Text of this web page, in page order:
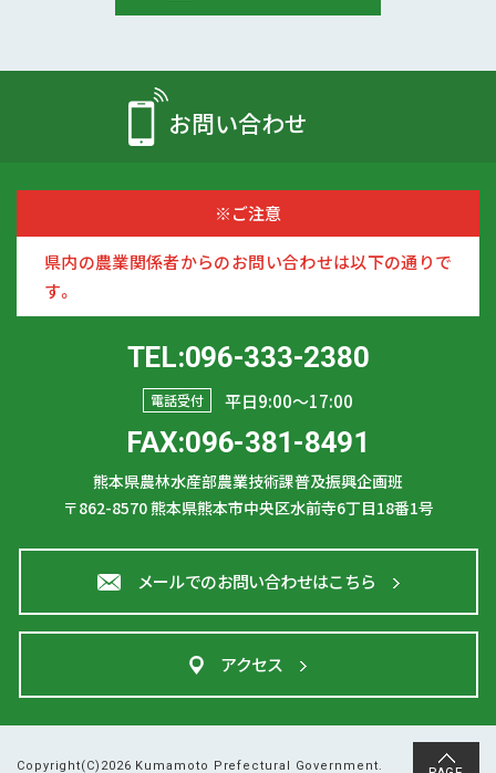
お問い合わせ
※ご注意
県内の農業関係者からのお問い合わせは以下の通りで
す。
TEL:096-333-2380
電話受付 平日9:00〜17:00
FAX:096-381-8491
熊本県農林水産部農業技術課普及振興企画班
〒862-8570熊本県熊本市中央区水前寺6丁目18番1号
メールでのお問い合わせはこちら
アクセス
Copyright(C)2026 Kumamoto Prefectural Government.